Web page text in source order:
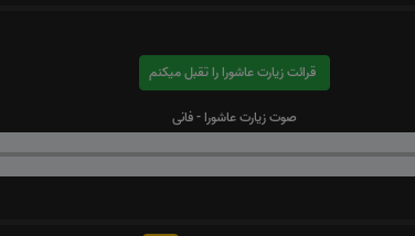
قرائت زیارت عاشورا را تقبل میکنم
صوت زیارت عاشورا - فانی